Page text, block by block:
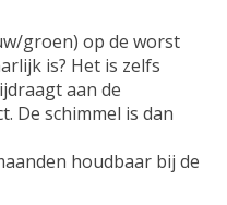
groen) op de worst
is? Het is zelfs
aan de
De schimmel is dan
houdbaar bij de